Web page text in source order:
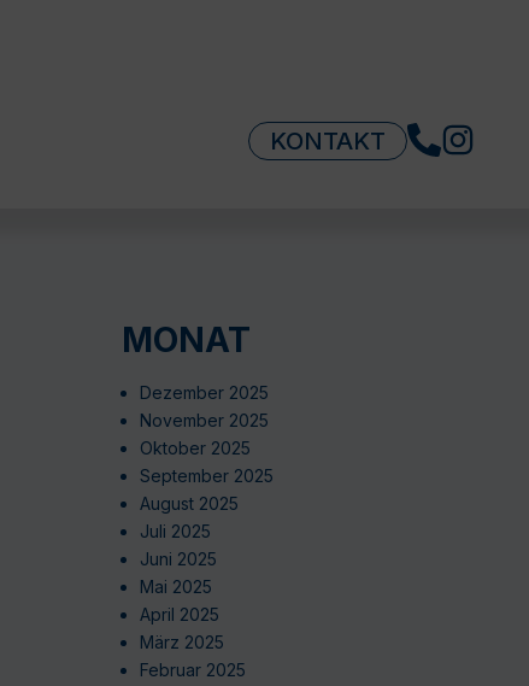
KONTAKT
MONAT
Dezember 2025
November 2025
Oktober 2025
September 2025
August 2025
Juli 2025
Juni 2025
Mai 2025
April 2025
März 2025
Februar 2025